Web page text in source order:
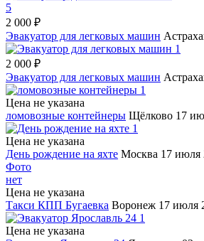
5
2 000 ₽
Эвакуатор для легковых машин
1
2 000 ₽
Эвакуатор для легковых машин
1
Цена не указана
ломовозные контейнеры Щёлково 17
1
Цена не указана
День рождение на яхте Москва 17 июля
Фото
нет
Цена не указана
Такси КПП Бугаевка Воронеж 17 июля
1
Цена не указана